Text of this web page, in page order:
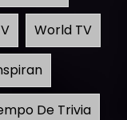
World TV
De Trivia